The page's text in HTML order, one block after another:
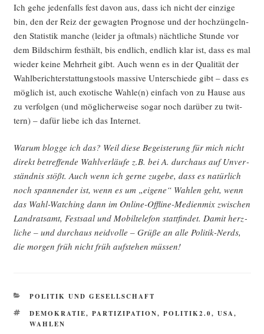
Ich gehe jeden­falls fest davon aus, dass ich nicht der ein­zi­ge
bin, den der Reiz der gewag­ten Pro­gno­se und der hoch­zün­geln­
den Sta­tis­tik man­che (lei­der ja oft­mals) nächt­li­che Stun­de vor
dem Bild­schirm fest­hält, bis end­lich, end­lich klar ist, dass es mal
wie­der kei­ne Mehr­heit gibt. Auch wenn es in der Qua­li­tät der
Wahl­be­richt­erstat­tungs­tools mas­si­ve Unter­schie­de gibt – dass es
mög­lich ist, auch exo­ti­sche Wahle(n) ein­fach von zu Hau­se aus
zu ver­fol­gen (und mög­li­cher­wei­se sogar noch dar­über zu twit­
tern) – dafür lie­be ich das Internet.
War­um blog­ge ich das? Weil die­se Begeis­te­rung für mich nicht
direkt betref­fen­de Wahl­ver­läu­fe z.B. bei A. durch­aus auf Unver­
ständ­nis stößt. Auch wenn ich ger­ne zuge­be, dass es natür­lich
noch span­nen­der ist, wenn es um „eige­ne“ Wah­len geht, wenn
das Wahl-Wat­ching dann im Online-Off­line-Medi­en­mix zwi­schen
Land­rats­amt, Fest­saal und Mobil­te­le­fon statt­fin­det. Damit herz­
li­che – und durch­aus neid­vol­le – Grü­ße an alle Poli­tik-Nerds,
die mor­gen früh nicht früh auf­ste­hen müssen!
KATEGORIEN
POLITIK UND GESELLSCHAFT
SCHLAGWÖRTER
DEMOKRATIE, PARTIZIPATION, POLITIK2.0, USA,
WAHLEN